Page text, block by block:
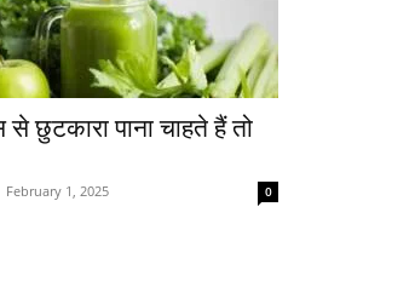
छुटकारा पाना चाहते हैं तो
February 1, 2025 0